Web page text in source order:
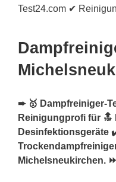
➨ 🥇 Dampfreiniger-
Reinigungprofi für
Desinfektionsgeräte
Michelsneukirchen.